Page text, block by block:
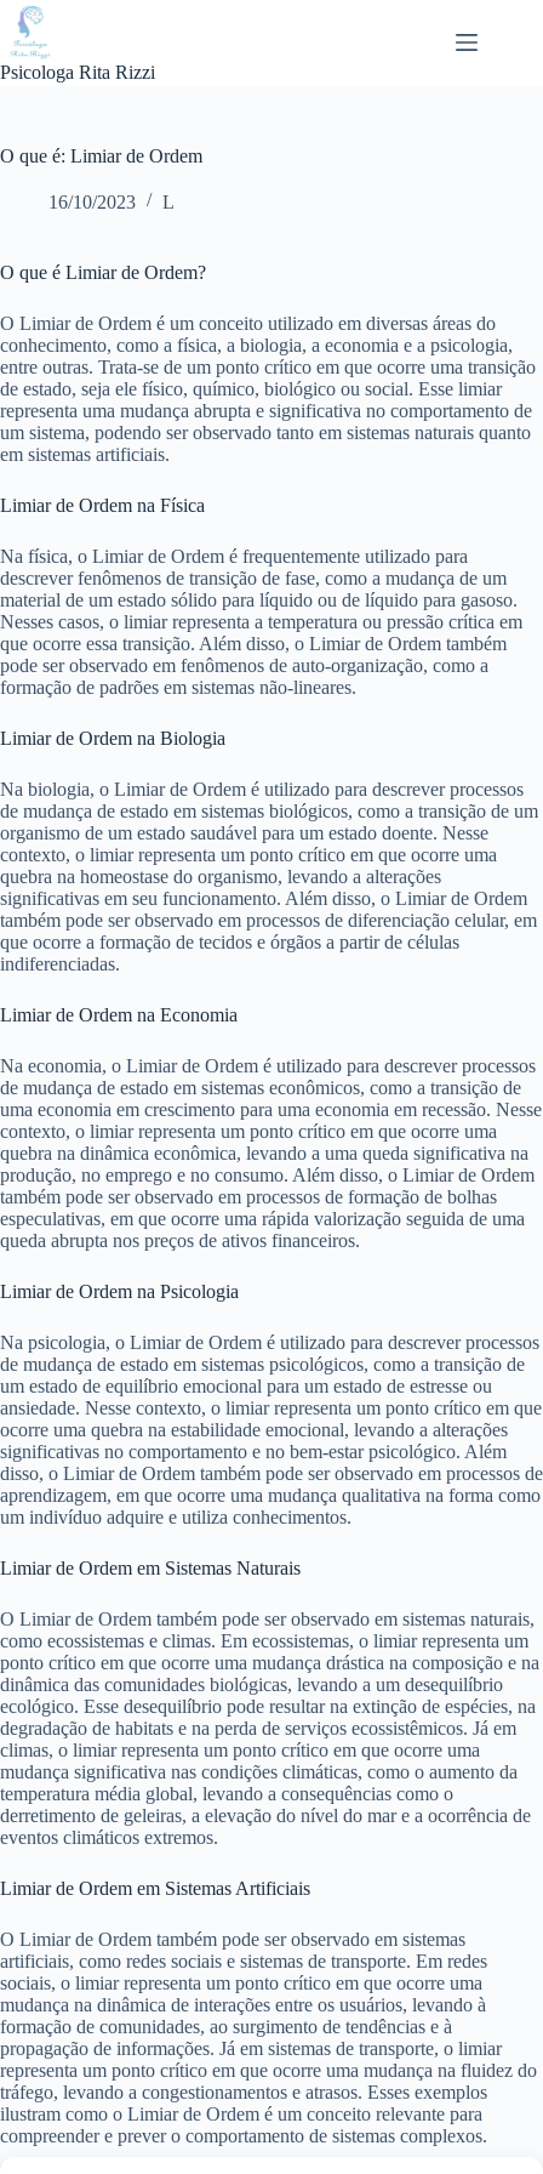
Pular
para
conteúdo
Psicologa Rita Rizzi
O que é: Limiar de Ordem
16/10/2023 L
O que é Limiar de Ordem?
O Limiar de Ordem é um conceito utilizado em diversas áreas do
conhecimento, como a física, a biologia, a economia e a psicologia,
entre outras. Trata-se de um ponto crítico em que ocorre uma transição
de estado, seja ele físico, químico, biológico ou social. Esse limiar
representa uma mudança abrupta e significativa no comportamento de
um sistema, podendo ser observado tanto em sistemas naturais quanto
em sistemas artificiais.
Limiar de Ordem na Física
Na física, o Limiar de Ordem é frequentemente utilizado para
descrever fenômenos de transição de fase, como a mudança de um
material de um estado sólido para líquido ou de líquido para gasoso.
Nesses casos, o limiar representa a temperatura ou pressão crítica em
que ocorre essa transição. Além disso, o Limiar de Ordem também
pode ser observado em fenômenos de auto-organização, como a
formação de padrões em sistemas não-lineares.
Limiar de Ordem na Biologia
Na biologia, o Limiar de Ordem é utilizado para descrever processos
de mudança de estado em sistemas biológicos, como a transição de um
organismo de um estado saudável para um estado doente. Nesse
contexto, o limiar representa um ponto crítico em que ocorre uma
quebra na homeostase do organismo, levando a alterações
significativas em seu funcionamento. Além disso, o Limiar de Ordem
também pode ser observado em processos de diferenciação celular, em
que ocorre a formação de tecidos e órgãos a partir de células
indiferenciadas.
Limiar de Ordem na Economia
Na economia, o Limiar de Ordem é utilizado para descrever processos
de mudança de estado em sistemas econômicos, como a transição de
uma economia em crescimento para uma economia em recessão. Nesse
contexto, o limiar representa um ponto crítico em que ocorre uma
quebra na dinâmica econômica, levando a uma queda significativa na
produção, no emprego e no consumo. Além disso, o Limiar de Ordem
também pode ser observado em processos de formação de bolhas
especulativas, em que ocorre uma rápida valorização seguida de uma
queda abrupta nos preços de ativos financeiros.
Limiar de Ordem na Psicologia
Na psicologia, o Limiar de Ordem é utilizado para descrever processos
de mudança de estado em sistemas psicológicos, como a transição de
um estado de equilíbrio emocional para um estado de estresse ou
ansiedade. Nesse contexto, o limiar representa um ponto crítico em que
ocorre uma quebra na estabilidade emocional, levando a alterações
significativas no comportamento e no bem-estar psicológico. Além
disso, o Limiar de Ordem também pode ser observado em processos de
aprendizagem, em que ocorre uma mudança qualitativa na forma como
um indivíduo adquire e utiliza conhecimentos.
Limiar de Ordem em Sistemas Naturais
O Limiar de Ordem também pode ser observado em sistemas naturais,
como ecossistemas e climas. Em ecossistemas, o limiar representa um
ponto crítico em que ocorre uma mudança drástica na composição e na
dinâmica das comunidades biológicas, levando a um desequilíbrio
ecológico. Esse desequilíbrio pode resultar na extinção de espécies, na
degradação de habitats e na perda de serviços ecossistêmicos. Já em
climas, o limiar representa um ponto crítico em que ocorre uma
mudança significativa nas condições climáticas, como o aumento da
temperatura média global, levando a consequências como o
derretimento de geleiras, a elevação do nível do mar e a ocorrência de
eventos climáticos extremos.
Limiar de Ordem em Sistemas Artificiais
O Limiar de Ordem também pode ser observado em sistemas
artificiais, como redes sociais e sistemas de transporte. Em redes
sociais, o limiar representa um ponto crítico em que ocorre uma
mudança na dinâmica de interações entre os usuários, levando à
formação de comunidades, ao surgimento de tendências e à
propagação de informações. Já em sistemas de transporte, o limiar
representa um ponto crítico em que ocorre uma mudança na fluidez do
tráfego, levando a congestionamentos e atrasos. Esses exemplos
ilustram como o Limiar de Ordem é um conceito relevante para
compreender e prever o comportamento de sistemas complexos.